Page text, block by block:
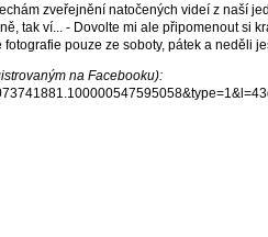
zveřejnění natočených videí z naší
tak ví... - Dovolte mi ale připomenout si
pouze ze soboty, pátek a neděli
na Facebooku):